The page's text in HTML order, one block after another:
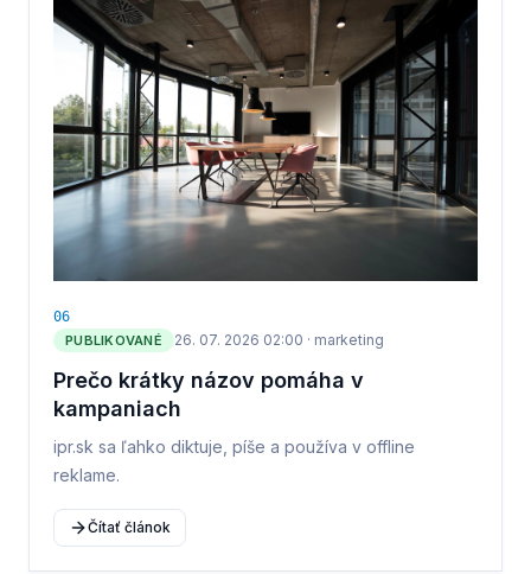
06
PUBLIKOVANÉ
26. 07. 2026 02:00 · marketing
Prečo krátky názov pomáha v
kampaniach
ipr.sk sa ľahko diktuje, píše a používa v offline
reklame.
Čítať článok